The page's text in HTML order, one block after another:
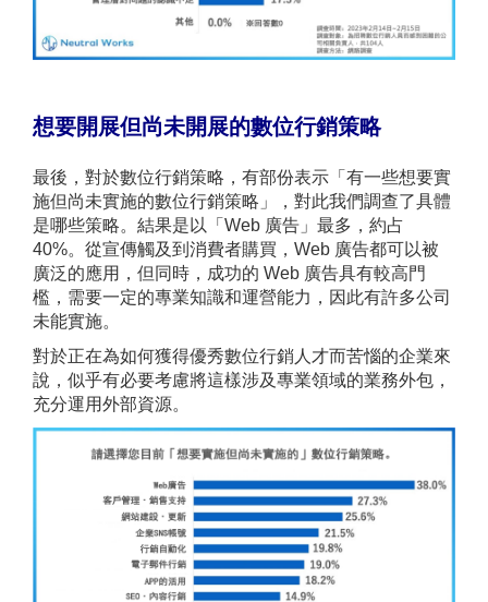
想要開展但尚未開展的數位行銷策略
最後，對於數位行銷策略，有部份表示「有一些想要實
施但尚未實施的數位行銷策略」，對此我們調查了具體
是哪些策略。結果是以「Web 廣告」最多，約占
40%。從宣傳觸及到消費者購買，Web 廣告都可以被
廣泛的應用，但同時，成功的 Web 廣告具有較高門
檻，需要一定的專業知識和運營能力，因此有許多公司
未能實施。
對於正在為如何獲得優秀數位行銷人才而苦惱的企業來
說，似乎有必要考慮將這樣涉及專業領域的業務外包，
充分運用外部資源。